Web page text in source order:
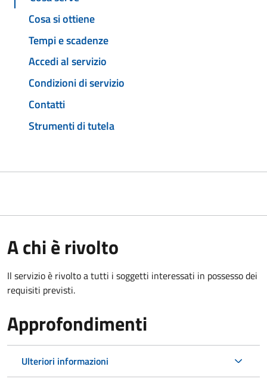
Cosa si ottiene
Tempi e scadenze
Accedi al servizio
Condizioni di servizio
Contatti
Strumenti di tutela
A chi è rivolto
Il servizio è rivolto a tutti i soggetti interessati in possesso dei
requisiti previsti.
Approfondimenti
Ulteriori informazioni